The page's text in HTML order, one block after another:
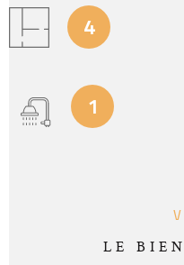
4
1
LE